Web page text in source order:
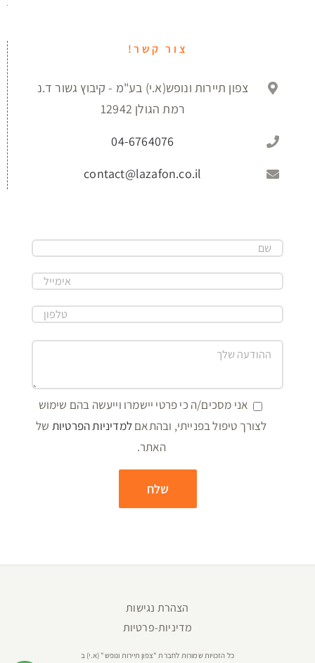
צור קשר!
צפון תיירות ונופש(א.י) בע"מ - קיבוץ גשור ד.נ
רמת הגולן 12942
04-6764076
contact@lazafon.co.il
אני מסכים/ה כי פרטי יישמרו וייעשה בהם שימוש
לצורך טיפול בפנייתי, ובהתאםלמדיניות הפרטיות של
האתר.
הצהרת נגישות
מדיניות-פרטיות
כל הזכויות שמורות לחברת "צפון תיירות ונופש" (א.י) ב